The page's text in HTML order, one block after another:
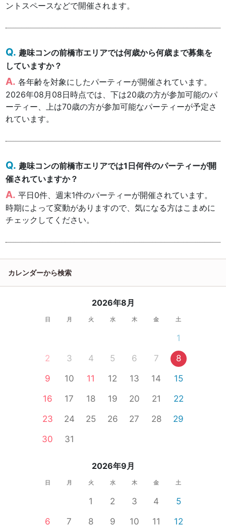
ントスペースなどで開催されます。
趣味コンの前橋市エリアでは何歳から何歳まで募集を
していますか？
各年齢を対象にしたパーティーが開催されています。
2026年08月08日時点では、下は20歳の方が参加可能のパ
ーティー、上は70歳の方が参加可能なパーティーが予定さ
れています。
趣味コンの前橋市エリアでは1日何件のパーティーが開
催されていますか？
平日0件、週末1件のパーティーが開催されています。
時期によって変動がありますので、気になる方はこまめに
チェックしてください。
カレンダーから検索
2026年8月
日 月 火 水 木 金 土
1
2
3 4 5 6 7
8
9
10 11 12 13 14
15
16
17 18 19 20 21
22
23
24 25 26 27 28
29
30
31
2026年9月
日 月 火 水 木 金 土
1 2 3 4
5
6
7 8 9 10 11 12